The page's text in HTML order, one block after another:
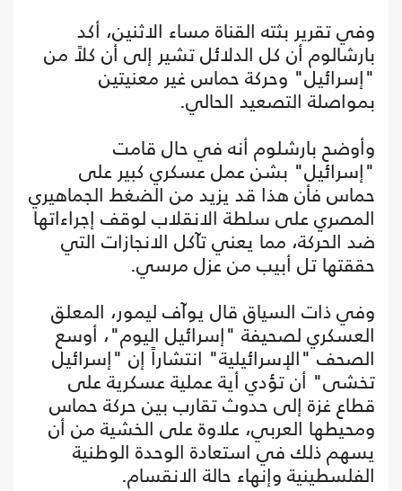
وفي تقرير بثته القناة مساء الاثنين، أكد
بارشالوم أن كل الدلائل تشير إلى أن كلاً من
"إسرائيل" وحركة حماس غير معنيتين
بمواصلة التصعيد الحالي.
وأوضح بارشلوم أنه في حال قامت
"إسرائيل" بشن عمل عسكري كبير على
حماس فأن هذا قد يزيد من الضغط الجماهيري
المصري على سلطة الانقلاب لوقف إجراءاتها
ضد الحركة، مما يعني تآكل الانجازات التي
حققتها تل أبيب من عزل مرسي.
وفي ذات السياق قال يوآف ليمور، المعلق
العسكري لصحيفة "إسرائيل اليوم"، أوسع
الصحف "الإسرائيلية" انتشاراً إن "إسرائيل
تخشى" أن تؤدي أية عملية عسكرية على
قطاع غزة إلى حدوث تقارب بين حركة حماس
ومحيطها العربي، علاوة على الخشية من أن
يسهم ذلك في استعادة الوحدة الوطنية
الفلسطينية وإنهاء حالة الانقسام.